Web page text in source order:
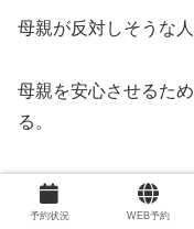
母親が反対しそうな人
母親を安心させるた
る。
恋愛で何かあるたび
予約状況 WEB予約